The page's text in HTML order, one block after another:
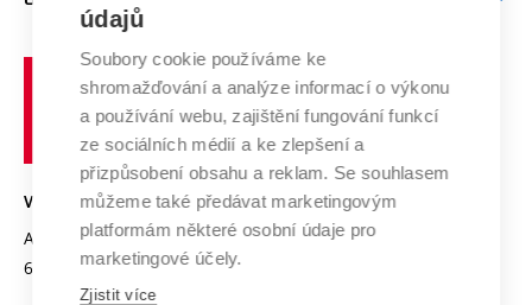
E-přihláška
Systém zajišťování kvality výzkumu
Výzkumné infrastruktury
Transfer znalostí
Open Science
Projekty
Projekty ze strukturálních fondů
Specifický výzkum
Zahraniční spolupráce
Spolupráce se školami
Služby univerzity
Mezinárodní dohody
Univerzitní sítě
Profil univerzity
Udržitelná univerzita
Podnikavá univerzita / ContriBUTe
Bezpečná univerzita
Vyznamenání
Organizační struktura
učení
technické
VYSOKÉ UČENÍ TECHNICKÉ V BRNĚ
Antonínská 548/1
602 00 Brno
www.vut.cz
vut@vutbr.cz
údajů
Soubory cookie používáme ke
shromažďování a analýze informací o výkonu
a používání webu, zajištění fungování funkcí
ze sociálních médií a ke zlepšení a
přizpůsobení obsahu a reklam. Se souhlasem
můžeme také předávat marketingovým
platformám některé osobní údaje pro
marketingové účely.
Zjistit více